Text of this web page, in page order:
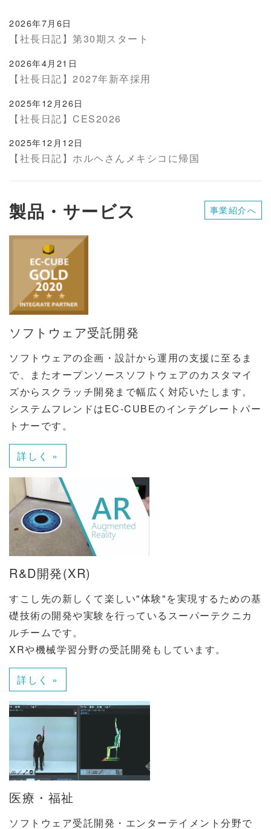
2026年7月6日
【社長日記】第30期スタート
2026年4月21日
【社長日記】2027年新卒採用
2025年12月26日
【社長日記】CES2026
2025年12月12日
【社長日記】ホルヘさんメキシコに帰国
製品・サービス 事業紹介へ
ソフトウェア受託開発
ソフトウェアの企画・設計から運用の支援に至るま
で、またオープンソースソフトウェアのカスタマイ
ズからスクラッチ開発まで幅広く対応いたします。
システムフレンドはEC-CUBEのインテグレートパー
トナーです。
詳しく »
R&D開発(XR)
すこし先の新しくて楽しい"体験"を実現するための基
礎技術の開発や実験を行っているスーパーテクニカ
ルチームです。
XRや機械学習分野の受託開発もしています。
詳しく »
医療・福祉
ソフトウェア受託開発・エンターテイメント分野で